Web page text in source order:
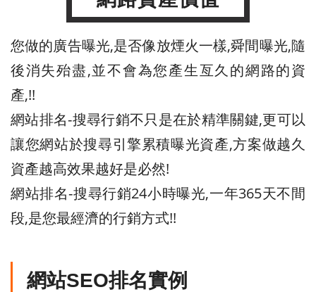
您做的廣告曝光,是否像放煙火一樣,舜間曝光,隨
後消失殆盡,並不會為您產生亙久的網路的資
產,!!
網站排名-搜尋行銷不只是在於精準關鍵,更可以
讓您網站於搜尋引擎累積曝光資產,方案做越久
資產越高效果越好是必然!
網站排名-搜尋行銷24小時曝光,一年365天不間
段,是您最經濟的行銷方式!!
網站SEO排名實例